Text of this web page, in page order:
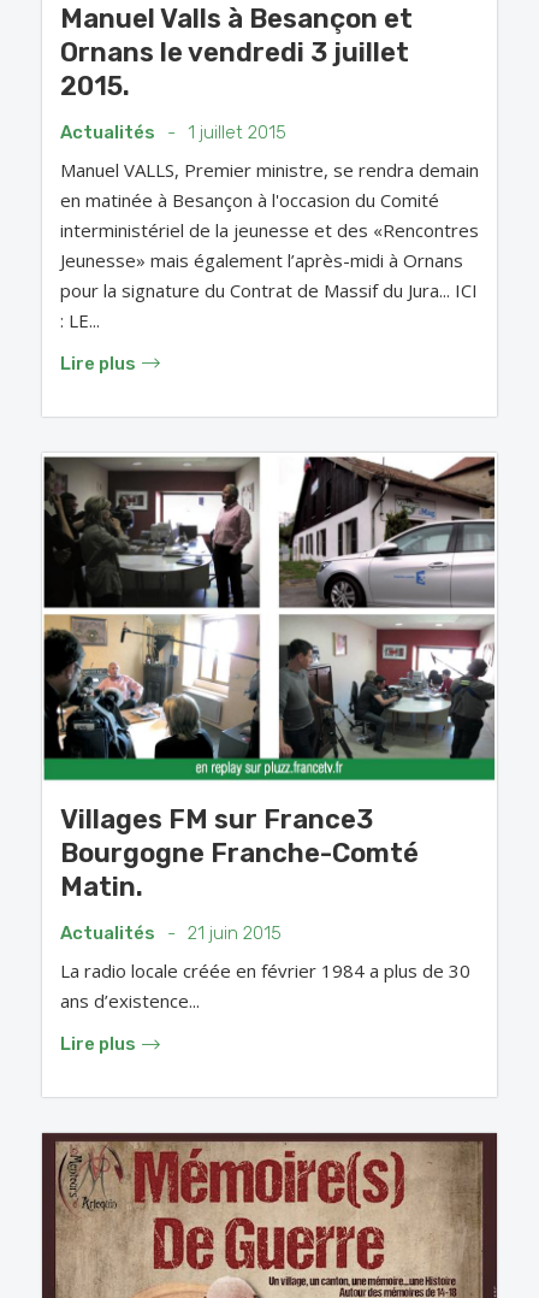
Manuel Valls à Besançon et
Ornans le vendredi 3 juillet
2015.
Actualités - 1 juillet 2015
Manuel VALLS, Premier ministre, se rendra demain
en matinée à Besançon à l'occasion du Comité
interministériel de la jeunesse et des «Rencontres
Jeunesse» mais également l’après-midi à Ornans
pour la signature du Contrat de Massif du Jura... ICI
: LE...
Lire plus
Villages FM sur France3
Bourgogne Franche-Comté
Matin.
Actualités - 21 juin 2015
La radio locale créée en février 1984 a plus de 30
ans d’existence...
Lire plus